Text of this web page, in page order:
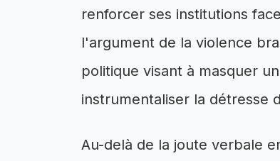
renforcer ses institutions
l'argument de la violence
politique visant à masquer
instrumentaliser la détresse
Au-delà de la joute verbale